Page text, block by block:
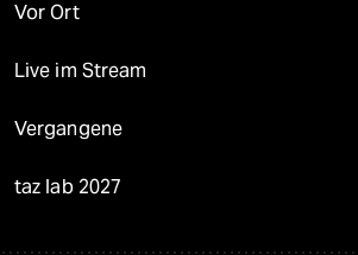
Vor Ort
Live im Stream
Vergangene
taz lab 2027